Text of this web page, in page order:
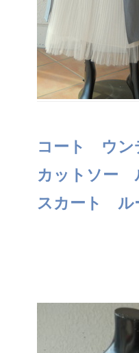
コート ウン
カットソー
スカート ル